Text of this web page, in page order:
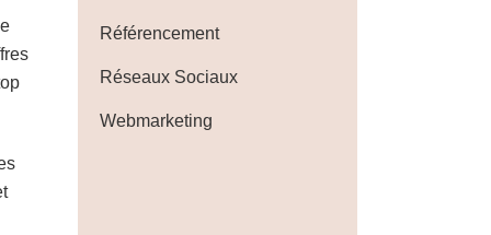
Référencement
Réseaux Sociaux
Webmarketing